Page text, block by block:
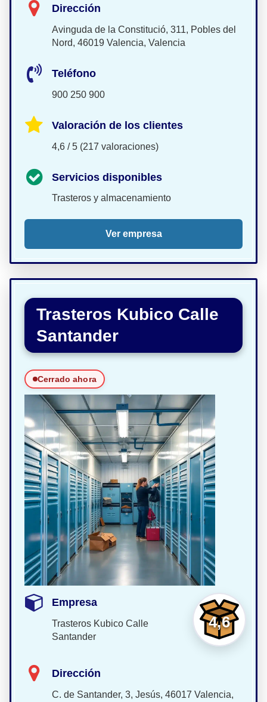
Dirección
Avinguda de la Constitució, 311, Pobles del
Nord, 46019 Valencia, Valencia
Teléfono
900 250 900
Valoración de los clientes
4,6 / 5 (217 valoraciones)
Servicios disponibles
Trasteros y almacenamiento
Ver empresa
Trasteros Kubico Calle
Santander
Cerrado ahora
4,6
Empresa
Trasteros Kubico Calle
Santander
Dirección
C. de Santander, 3, Jesús, 46017 Valencia,